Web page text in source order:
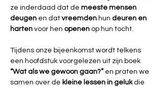
ze inderdaad dat de meeste mensen
deugen en dat vreemden hun deuren en
harten voor hen openen op hun tocht.
Tijdens onze bijeenkomst wordt telkens
een hoofdstuk voorgelezen uit zijn boek
“Wat als we gewoon gaan?” en praten we
samen over de kleine lessen in geluk die